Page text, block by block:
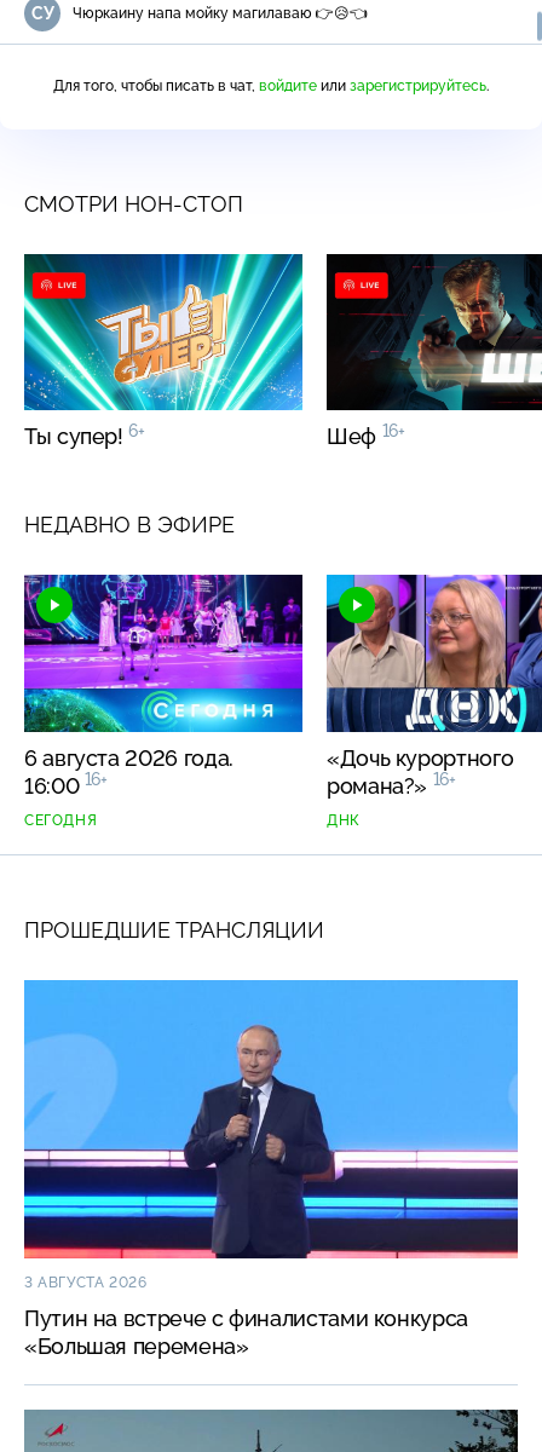
СУ Чюркаину напа мойку магилаваю 👉😥👈
Для того, чтобы писать в чат, войдите или зарегистрируйтесь.
СМОТРИ НОН-СТОП
Ты супер!6+ Шеф 16+
НЕДАВНО В ЭФИРЕ
6 августа 2026 года.
16:00 16+
СЕГОДНЯ
«Дочь курортного
романа?» 16+
ДНК
ПРОШЕДШИЕ ТРАНСЛЯЦИИ
3 АВГУСТА 2026
Путин на встрече с финалистами конкурса
«Большая перемена»